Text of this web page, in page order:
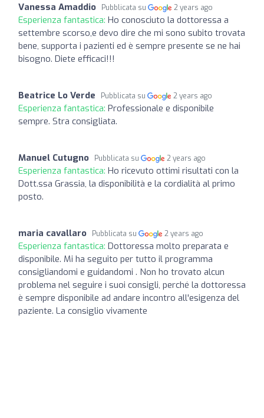
Vanessa Amaddio Pubblicata su 2 years ago
Esperienza fantastica: Ho conosciuto la dottoressa a
settembre scorso,e devo dire che mi sono subito trovata
bene, supporta i pazienti ed è sempre presente se ne hai
bisogno. Diete efficaci!!!
Beatrice Lo Verde Pubblicata su 2 years ago
Esperienza fantastica: Professionale e disponibile
sempre. Stra consigliata.
Manuel Cutugno Pubblicata su 2 years ago
Esperienza fantastica: Ho ricevuto ottimi risultati con la
Dott.ssa Grassia, la disponibilità e la cordialità al primo
posto.
maria cavallaro Pubblicata su 2 years ago
Esperienza fantastica: Dottoressa molto preparata e
disponibile. Mi ha seguito per tutto il programma
consigliandomi e guidandomi . Non ho trovato alcun
problema nel seguire i suoi consigli, perché la dottoressa
è sempre disponibile ad andare incontro all'esigenza del
paziente. La consiglio vivamente